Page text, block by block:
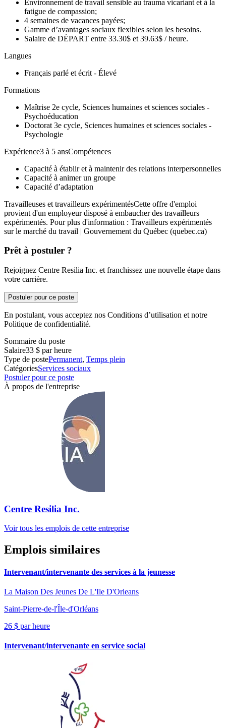
Environnement de travail sensible au trauma vicariant et à la
fatigue de compassion;
4 semaines de vacances payées;
Gamme d’avantages sociaux flexibles selon les besoins.
Salaire de DÉPART entre 33.30$ et 39.63$ / heure.
Langues
Français parlé et écrit - Élevé
Formations
Maîtrise 2e cycle, Sciences humaines et sciences sociales -
Psychoéducation
Doctorat 3e cycle, Sciences humaines et sciences sociales -
Psychologie
Expérience3 à 5 ansCompétences
Capacité à établir et à maintenir des relations interpersonnelles
Capacité à animer un groupe
Capacité d’adaptation
Travailleuses et travailleurs expérimentésCette offre d'emploi
provient d'un employeur disposé à embaucher des travailleurs
expérimentés. Pour plus d'information : Travailleurs expérimentés
sur le marché du travail | Gouvernement du Québec (quebec.ca)
Prêt à postuler ?
Rejoignez Centre Resilia Inc. et franchissez une nouvelle étape dans
votre carrière.
Postuler pour ce poste
En postulant, vous acceptez nos Conditions d’utilisation et notre
Politique de confidentialité.
Sommaire du poste
Salaire33 $ par heure
Type de postePermanent, Temps plein
CatégoriesServices sociaux
Postuler pour ce poste
À propos de l'entreprise
Centre Resilia Inc.
Voir tous les emplois de cette entreprise
Emplois similaires
Intervenant/intervenante des services à la jeunesse
La Maison Des Jeunes De L'Ile D'Orleans
Saint-Pierre-de-l'Île-d'Orléans
26 $ par heure
Intervenant/intervenante en service social